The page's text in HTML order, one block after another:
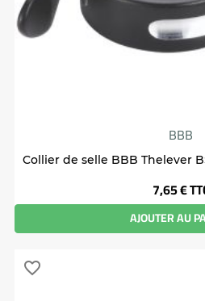
BBB
Collier de selle BBB Thelever
Prix
7,65 €
AJOUTER AU
favorite_border